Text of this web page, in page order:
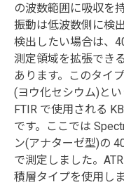
の波数範囲に吸収を
振動は低波数側に検
検出したい場合は、
測定領域を拡張でき
あります。このタイ
(ヨウ化セシウム)と
FTIR で使用される
です。ここでは
ン(アナターゼ型)の
で測定しました。
積層タイプを使用しま